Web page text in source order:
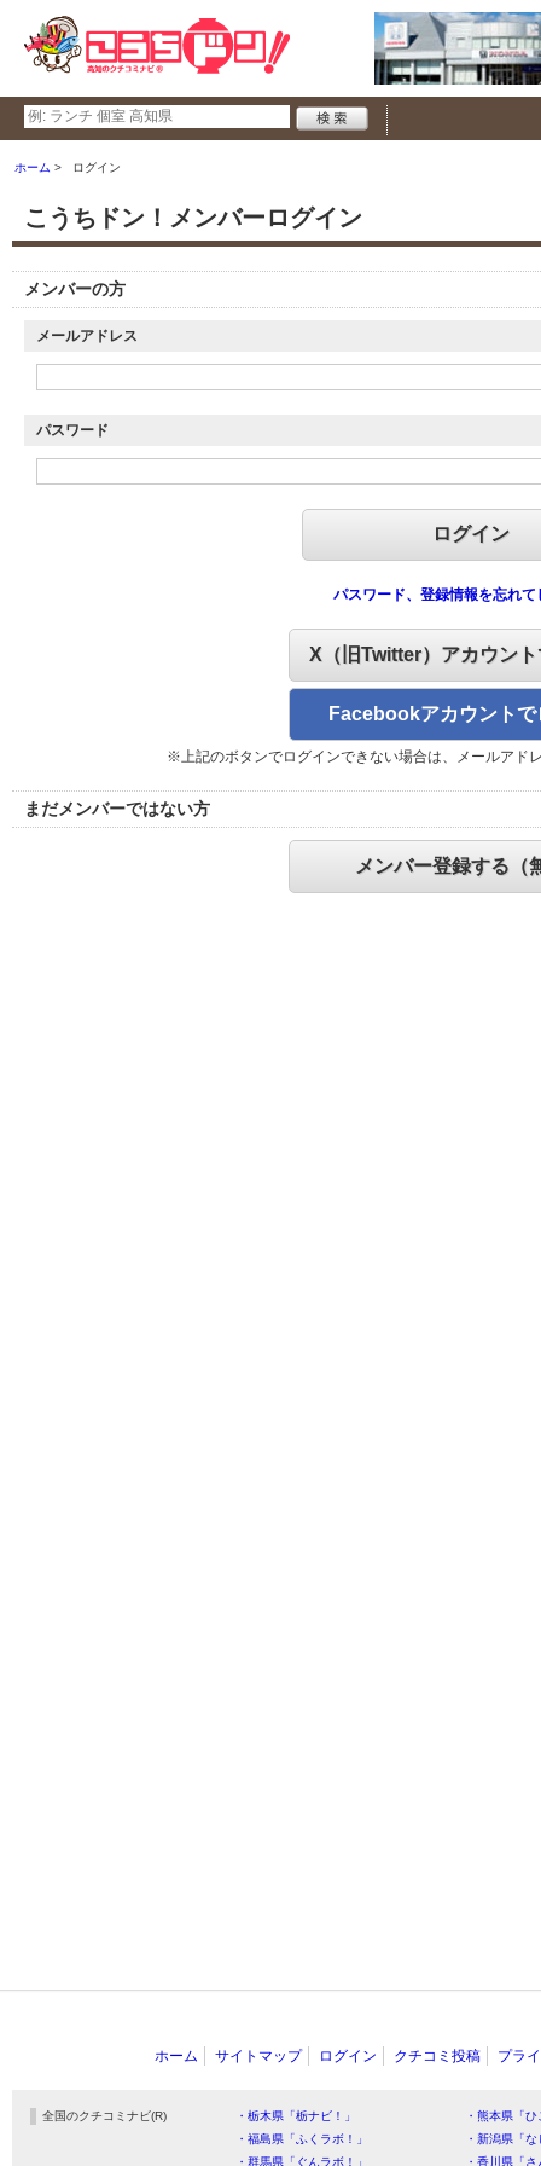
ホーム ログイン
こうちドン！メンバーログイン
メンバーの方
メールアドレス
パスワード
パスワード、登録情報を忘れて
X（旧Twitter）アカウン
Facebookアカウントで
※上記のボタンでログインできない場合は、メールアド
まだメンバーではない方
メンバー登録する（
ホーム サイトマップ ログイン クチコミ投稿 プラ
全国のクチコミナビ(R) ・栃木県「栃ナビ！」
・熊本県「
・福島県「ふくラボ！」
・新潟県「
・群馬県「ぐんラボ！」
・香川県「